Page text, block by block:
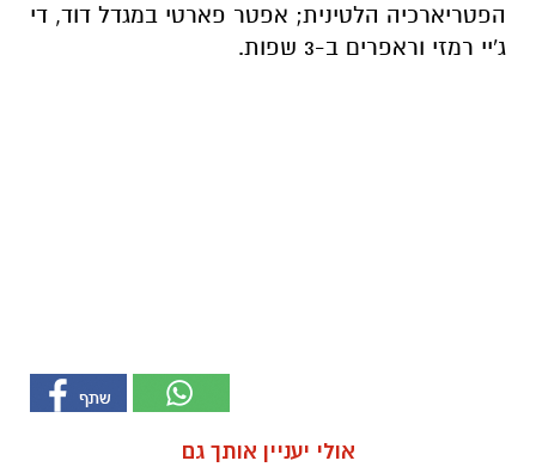
הפטריארכיה הלטינית; אפטר פארטי במגדל דוד, די
ג'יי רמזי וראפרים ב-3 שפות.
אולי יעניין אותך גם